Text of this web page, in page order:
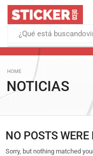
¿Qué está
HOME
NOTICIAS
NO POSTS WERE
Sorry, but nothing matched